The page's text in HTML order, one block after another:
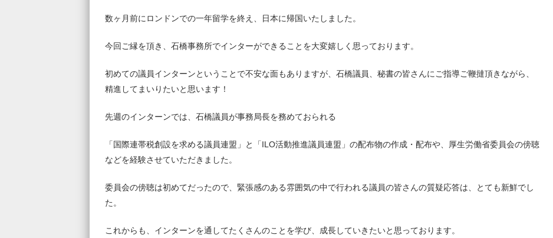
数ヶ月前にロンドンでの一年留学を終え、日本に帰国いたしました。
今回ご縁を頂き、石橋事務所でインターができることを大変嬉しく思っております。
初めての議員インターンということで不安な面もありますが、石橋議員、秘書の皆さんにご指導ご鞭撻頂きながら、
精進してまいりたいと思います！
先週のインターンでは、石橋議員が事務局長を務めておられる
「国際連帯税創設を求める議員連盟」と「ILO活動推進議員連盟」の配布物の作成・配布や、厚生労働省委員会の傍聴
などを経験させていただきました。
委員会の傍聴は初めてだったので、緊張感のある雰囲気の中で行われる議員の皆さんの質疑応答は、とても新鮮でし
た。
これからも、インターンを通してたくさんのことを学び、成長していきたいと思っております。